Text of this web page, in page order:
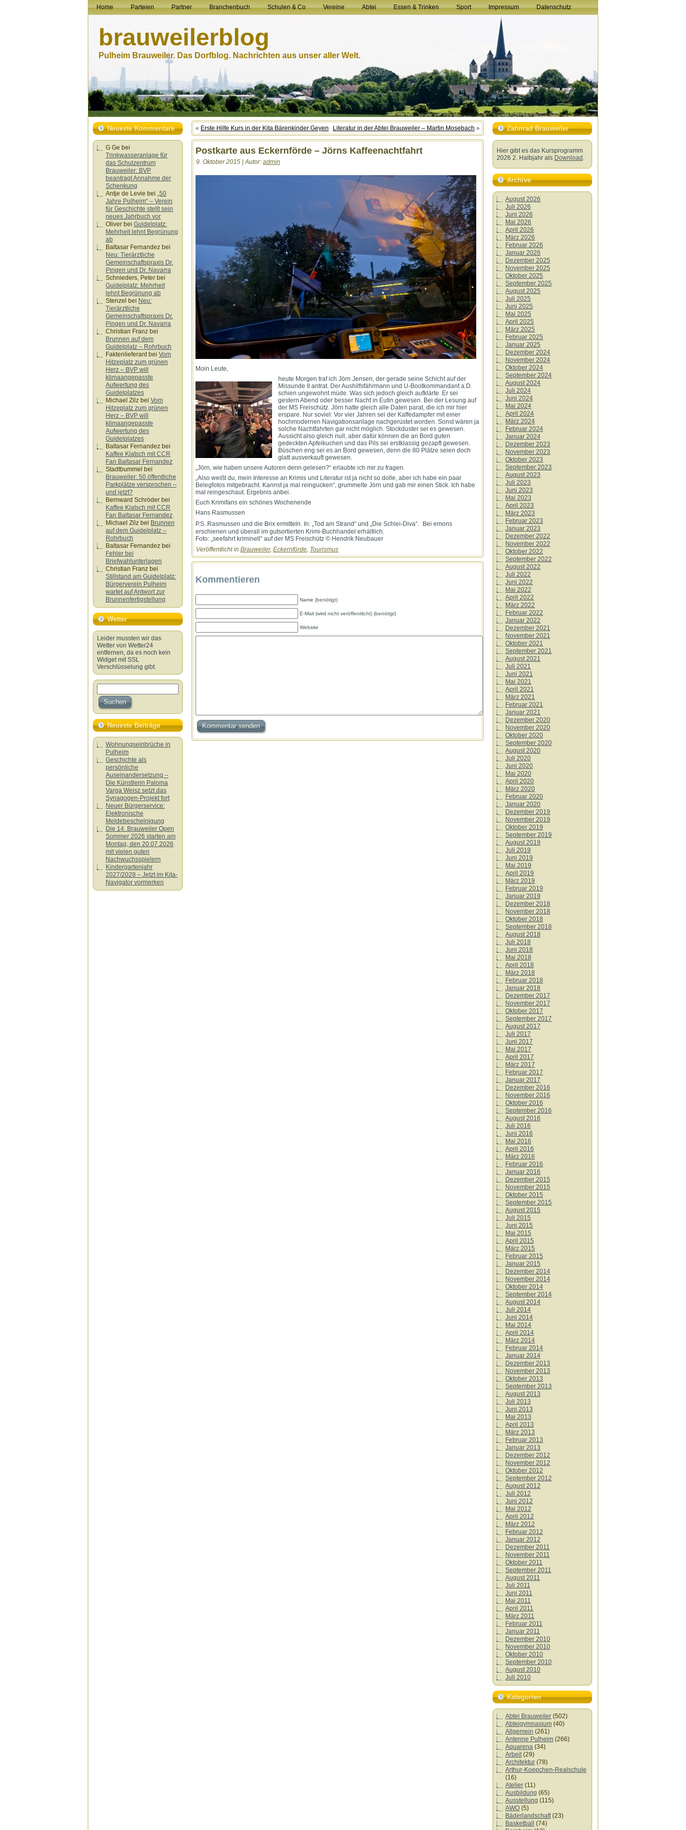
Home Parteien Partner Branchenbuch Schulen & Co Vereine Abtei Essen & Trinken Sport Impressum Datenschutz
brauweilerblog
Pulheim Brauweiler. Das Dorfblog. Nachrichten aus unser aller Welt.
Neueste Kommentare
G Ge bei
Trinkwasseranlage für
das Schulzentrum
Brauweiler: BVP
beantragt Annahme der
Schenkung
Antje de Levie bei „50
Jahre Pulheim“ – Verein
für Geschichte stellt sein
neues Jahrbuch vor
Oliver bei Guidelplatz:
Mehrheit lehnt Begrünung
ab
Baltasar Fernandez bei
Neu: Tierärztliche
Gemeinschaftspraxis Dr.
Pingen und Dr. Navarra
Schnieders, Peter bei
Guidelplatz: Mehrheit
lehnt Begrünung ab
Stenzel bei Neu:
Tierärztliche
Gemeinschaftspraxis Dr.
Pingen und Dr. Navarra
Christian Franz bei
Brunnen auf dem
Guidelplatz – Rohrbuch
Faktenlieferantbei Vom
Hitzeplatz zum grünen
Herz – BVP will
klimaangepasste
Aufwertung des
Guidelplatzes
Michael Zilz bei Vom
Hitzeplatz zum grünen
Herz – BVP will
klimaangepasste
Aufwertung des
Guidelplatzes
Baltasar Fernandez bei
Kaffee Klatsch mit CCR
Fan Baltasar Fernandez
Stadtbummel bei
Brauweiler: 50 öffentliche
Parkplätze versprochen –
und jetzt?
Bernward Schröder bei
Kaffee Klatsch mit CCR
Fan Baltasar Fernandez
Michael Zilz bei Brunnen
auf dem Guidelplatz –
Rohrbuch
Baltasar Fernandez bei
Fehler bei
Briefwahlunterlagen
Christian Franz bei
Stillstand am Guidelplatz:
Bürgerverein Pulheim
wartet auf Antwort zur
Brunnenfertigstellung
Wetter
Leider mussten wir das
Wetter von Wetter24
entfernen, da es noch kein
Widget mit SSL
Verschlüsselung gibt.
Neueste Beiträge
Wohnungseinbrüche in
Pulheim
Geschichte als
persönliche
Auseinandersetzung –
Die Künstlerin Paloma
Varga Weisz setzt das
Synagogen-Projekt fort
Neuer Bürgerservice:
Elektronische
Meldebescheinigung
Die 14. Brauweiler Open
Sommer 2026 starten am
Montag, den 20.07.2026
mit vielen guten
Nachwuchsspielern
Kindergartenjahr
2027/2028 – Jetzt im Kita-
Navigator vormerken
« Erste Hilfe Kurs in der Kita Bärenkinder Geyen Literatur in der Abtei Brauweiler – Martin Mosebach »
Postkarte aus Eckernförde – Jörns Kaffeenachtfahrt
9. Oktober 2015 | Autor: admin
Moin Leute,
heute Morgen traf ich Jörn Jensen, der gerade seine Schicht auf der
Missunde II antrat. Der Aushilfsfährmann und U-Bootkommandant a.D.
schien ungewohnt müde. Was sich jedoch gleich aufklärte. Er sei
gestern Abend oder besser Nacht in Eutin gewesen. Bei der Lesung auf
der MS Freischütz. Jörn hatte gleich alle Daten parat, die ich mir hier
erspare. Nur soviel: Vor vier Jahren sei der Kaffedampfer mit einer
hochmodernen Navigationsanlage nachgerüstet worden. Sonst wären ja
solche Nachtfahrten gar nicht möglich. Stockduster sei es gewesen.
Aussicht also gleich null, aber dafür können die an Bord guten
gedeckten Apfelkuchen und das Pils sei erstklassig gezapft gewesen.
Büschen eng sei es an Bord gewesen, denn die 80 Plätze seien doch
glatt ausverkauft gewesen.
„Jörn, wie haben unsere Autoren denn gelesen?“ erlaubte ich mir zu fragen.
„Also weißt du, mein Interesse an Krimis und Literatur ist ja nicht so dolle, aber ich habe ein paar
Belegfotos mitgebracht. Kannst ja mal reingucken“, grummelte Jörn und gab mir einen Stick. Ich habe
mal reingeschaut. Ergebnis anbei.
Euch Krimifans ein schönes Wochenende
Hans Rasmussen
P.S. Rasmussen und die Brix ermitteln. In: „Tod am Strand“ und „Die Schlei-Diva“. Bei emons
erschienen und überall im gutsortierten Krimi-Buchhandel erhältlich.
Foto: „seefahrt kriminell“ auf der MS Freischütz © Hendrik Neubauer
Veröffentlicht in Brauweiler, Eckernförde, Tourismus
Kommentieren
Name (benötigt)
E-Mail (wird nicht veröffentlicht) (benötigt)
Website
Zahnrad Brauweiler
Hier gibt es das Kursprogramm
2026 2. Halbjahr als Download .
Archive
August 2026
Juli 2026
Juni 2026
Mai 2026
April 2026
März 2026
Februar 2026
Januar 2026
Dezember 2025
November 2025
Oktober 2025
September 2025
August 2025
Juli 2025
Juni 2025
Mai 2025
April 2025
März 2025
Februar 2025
Januar 2025
Dezember 2024
November 2024
Oktober 2024
September 2024
August 2024
Juli 2024
Juni 2024
Mai 2024
April 2024
März 2024
Februar 2024
Januar 2024
Dezember 2023
November 2023
Oktober 2023
September 2023
August 2023
Juli 2023
Juni 2023
Mai 2023
April 2023
März 2023
Februar 2023
Januar 2023
Dezember 2022
November 2022
Oktober 2022
September 2022
August 2022
Juli 2022
Juni 2022
Mai 2022
April 2022
März 2022
Februar 2022
Januar 2022
Dezember 2021
November 2021
Oktober 2021
September 2021
August 2021
Juli 2021
Juni 2021
Mai 2021
April 2021
März 2021
Februar 2021
Januar 2021
Dezember 2020
November 2020
Oktober 2020
September 2020
August 2020
Juli 2020
Juni 2020
Mai 2020
April 2020
März 2020
Februar 2020
Januar 2020
Dezember 2019
November 2019
Oktober 2019
September 2019
August 2019
Juli 2019
Juni 2019
Mai 2019
April 2019
März 2019
Februar 2019
Januar 2019
Dezember 2018
November 2018
Oktober 2018
September 2018
August 2018
Juli 2018
Juni 2018
Mai 2018
April 2018
März 2018
Februar 2018
Januar 2018
Dezember 2017
November 2017
Oktober 2017
September 2017
August 2017
Juli 2017
Juni 2017
Mai 2017
April 2017
März 2017
Februar 2017
Januar 2017
Dezember 2016
November 2016
Oktober 2016
September 2016
August 2016
Juli 2016
Juni 2016
Mai 2016
April 2016
März 2016
Februar 2016
Januar 2016
Dezember 2015
November 2015
Oktober 2015
September 2015
August 2015
Juli 2015
Juni 2015
Mai 2015
April 2015
März 2015
Februar 2015
Januar 2015
Dezember 2014
November 2014
Oktober 2014
September 2014
August 2014
Juli 2014
Juni 2014
Mai 2014
April 2014
März 2014
Februar 2014
Januar 2014
Dezember 2013
November 2013
Oktober 2013
September 2013
August 2013
Juli 2013
Juni 2013
Mai 2013
April 2013
März 2013
Februar 2013
Januar 2013
Dezember 2012
November 2012
Oktober 2012
September 2012
August 2012
Juli 2012
Juni 2012
Mai 2012
April 2012
März 2012
Februar 2012
Januar 2012
Dezember 2011
November 2011
Oktober 2011
September 2011
August 2011
Juli 2011
Juni 2011
Mai 2011
April 2011
März 2011
Februar 2011
Januar 2011
Dezember 2010
November 2010
Oktober 2010
September 2010
August 2010
Juli 2010
Kategorien
Abtei Brauweiler (502)
Abteigymnasium (40)
Allgemein (261)
Antenne Pulheim (266)
Aquarena (34)
Arbeit(29)
Architektur (78)
Arthur-Koepchen-Realschule
(16)
Atelier (11)
Ausbildung (65)
Ausstellung (115)
AWO (5)
Bäderlandschaft(23)
Basketball
(74)